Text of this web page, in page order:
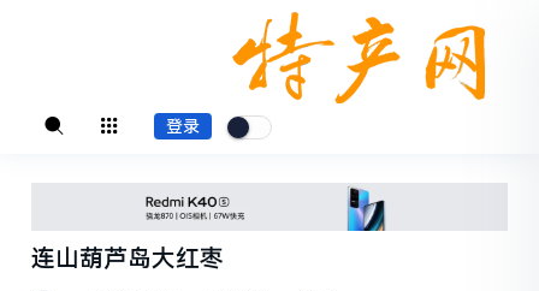
登录
连山葫芦岛大红枣